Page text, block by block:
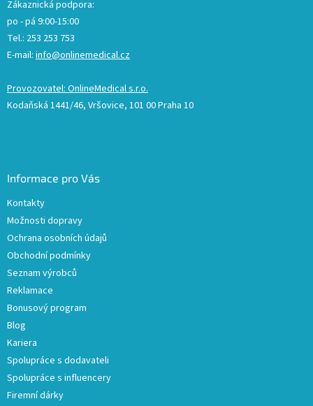
Zákaznická podpora:
po - pá 9:00-15:00
Tel.: 253 253 753
E-mail: info@onlinemedical.cz
Provozovatel: OnlineMedical s.r.o.
Kodaňská 1441/46, Vršovice, 101 00 Praha 10
Informace pro Vás
Kontakty
Možnosti dopravy
Ochrana osobních údajů
Obchodní podmínky
Seznam výrobců
Reklamace
Bonusový program
Blog
Kariera
Spolupráce s dodavateli
Spolupráce s influencery
Firemní dárky